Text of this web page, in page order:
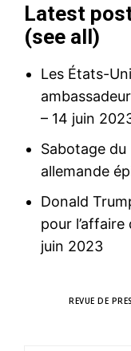
Insight
À propos
Latest
(see all)
Les États-
– 14 juin
Sabotage
allemande
Donald
pour
juin 2023
REVUE DE